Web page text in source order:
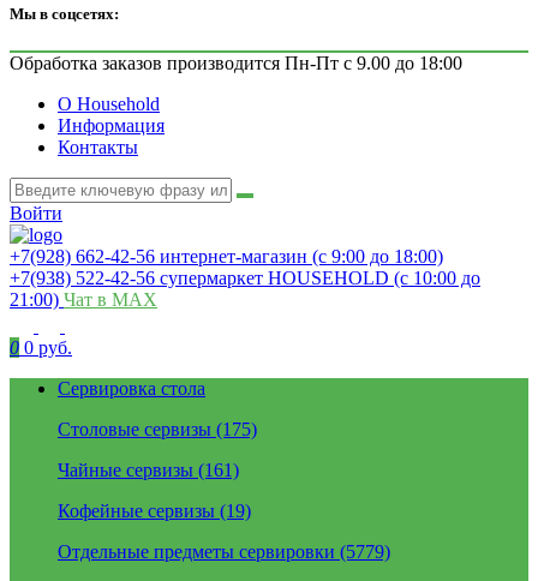
Мы в соцсетях:
Обработка заказов производится Пн-Пт с 9.00 до 18:00
О Household
Информация
Контакты
Войти
+7(928) 662-42-56 интернет-магазин (с 9:00 до 18:00)
+7(938) 522-42-56 супермаркет HOUSEHOLD (с 10:00 до
21:00) Чат в MAX
0 0 руб.
Сервировка стола
Столовые сервизы (175)
Чайные сервизы (161)
Кофейные сервизы (19)
Отдельные предметы сервировки (5779)